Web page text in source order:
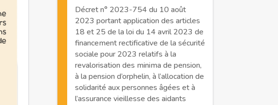
Décret n° 2023-754 du 10 août
2023 portant application des articles
18 et 25 de la loi du 14 avril 2023 de
financement rectificative de la sécurité
sociale pour 2023 relatifs à la
revalorisation des minima de pension,
à la pension d’orphelin, à l’allocation de
solidarité aux personnes âgées et à
l’assurance vieillesse des aidants